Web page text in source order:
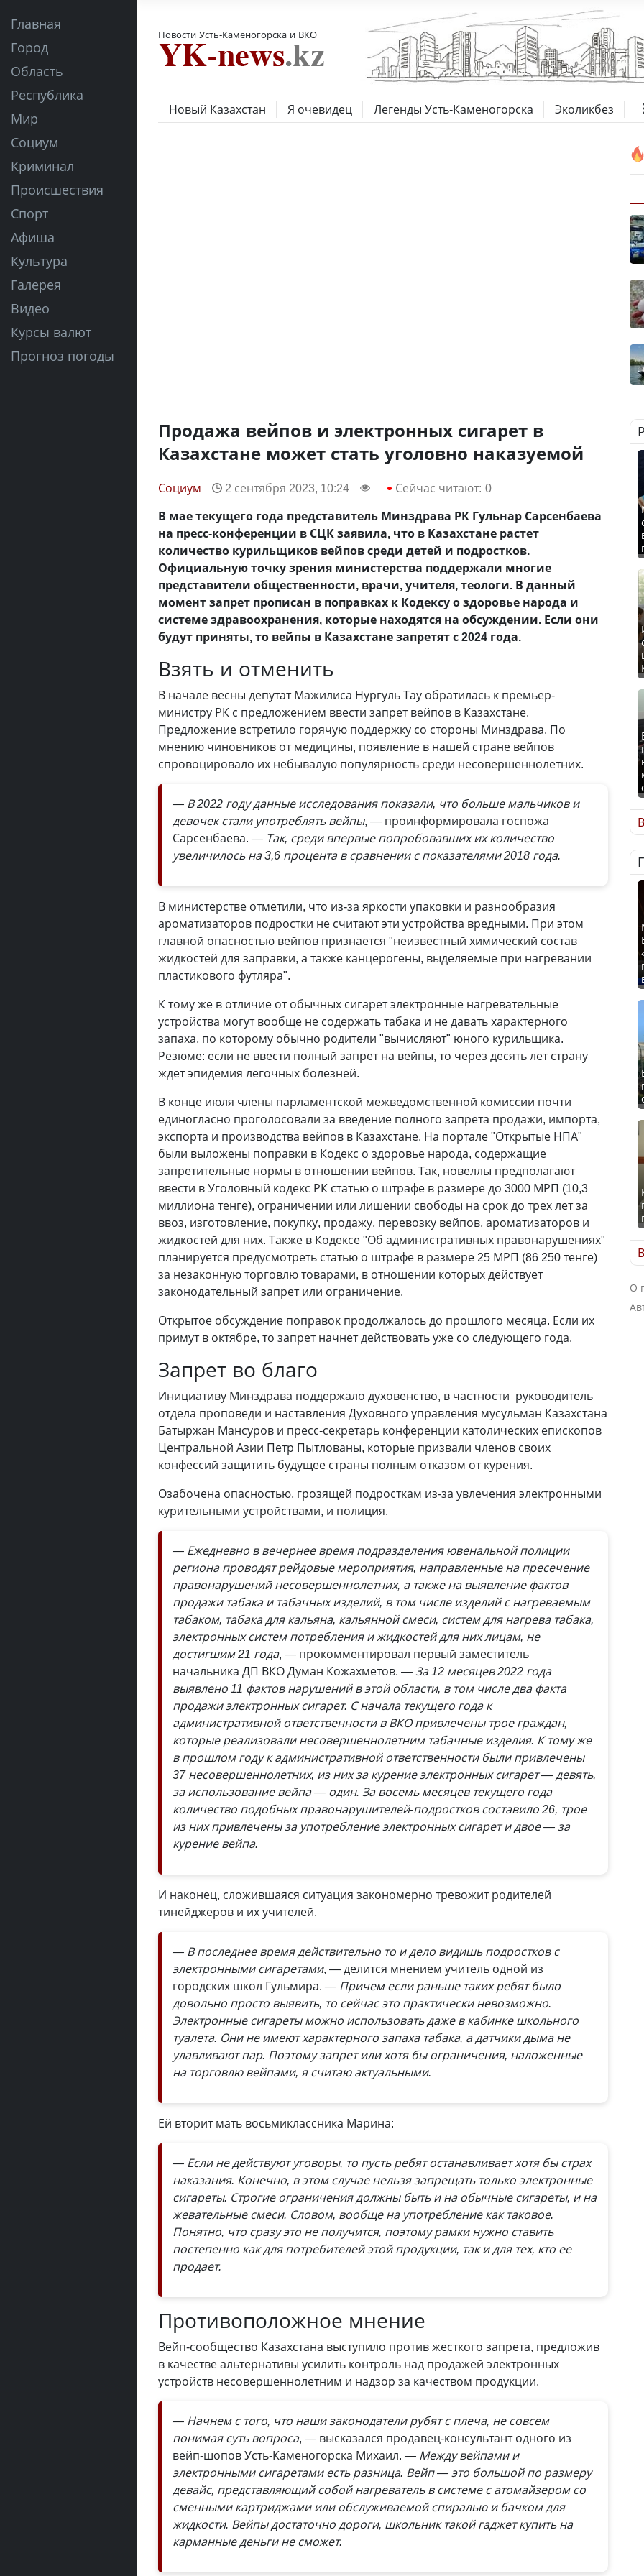
Главная
Город
Область
Республика
Мир
Социум
Криминал
Происшествия
Спорт
Афиша
Культура
Галерея
Видео
Курсы валют
Прогноз погоды
Новости Усть-Каменогорска и ВКО
Новый Казахстан Я очевидец Легенды Усть-Каменогорска Эколикбез
Продажа вейпов и электронных сигарет в
Казахстане может стать уголовно наказуемой
Социум 2 сентября 2023, 10:24 Сейчас читают: 0
В мае текущего года представитель Минздрава РК Гульнар Сарсенбаева
на пресс-конференции в СЦК заявила, что в Казахстане растет
количество курильщиков вейпов среди детей и подростков.
Официальную точку зрения министерства поддержали многие
представители общественности, врачи, учителя, теологи. В данный
момент запрет прописан в поправках к Кодексу о здоровье народа и
системе здравоохранения, которые находятся на обсуждении. Если они
будут приняты, то вейпы в Казахстане запретят с 2024 года.
Взять и отменить
В начале весны депутат Мажилиса Нургуль Тау обратилась к премьер-
министру РК с предложением ввести запрет вейпов в Казахстане.
Предложение встретило горячую поддержку со стороны Минздрава. По
мнению чиновников от медицины, появление в нашей стране вейпов
спровоцировало их небывалую популярность среди несовершеннолетних.
— В 2022 году данные исследования показали, что больше мальчиков и
девочек стали употреблять вейпы, — проинформировала госпожа
Сарсенбаева. — Так, среди впервые попробовавших их количество
увеличилось на 3,6 процента в сравнении с показателями 2018 года.
В министерстве отметили, что из-за яркости упаковки и разнообразия
ароматизаторов подростки не считают эти устройства вредными. При этом
главной опасностью вейпов признается "неизвестный химический состав
жидкостей для заправки, а также канцерогены, выделяемые при нагревании
пластикового футляра".
К тому же в отличие от обычных сигарет электронные нагревательные
устройства могут вообще не содержать табака и не давать характерного
запаха, по которому обычно родители "вычисляют" юного курильщика.
Резюме: если не ввести полный запрет на вейпы, то через десять лет страну
ждет эпидемия легочных болезней.
В конце июля члены парламентской межведомственной комиссии почти
единогласно проголосовали за введение полного запрета продажи, импорта,
экспорта и производства вейпов в Казахстане. На портале "Открытые НПА"
были выложены поправки в Кодекс о здоровье народа, содержащие
запретительные нормы в отношении вейпов. Так, новеллы предполагают
ввести в Уголовный кодекс РК статью о штрафе в размере до 3000 МРП (10,3
миллиона тенге), ограничении или лишении свободы на срок до трех лет за
ввоз, изготовление, покупку, продажу, перевозку вейпов, ароматизаторов и
жидкостей для них. Также в Кодексе "Об административных правонарушениях"
планируется предусмотреть статью о штрафе в размере 25 МРП (86 250 тенге)
за незаконную торговлю товарами, в отношении которых действует
законодательный запрет или ограничение.
Открытое обсуждение поправок продолжалось до прошлого месяца. Если их
примут в октябре, то запрет начнет действовать уже со следующего года.
Запрет во благо
Инициативу Минздрава поддержало духовенство, в частности руководитель
отдела проповеди и наставления Духовного управления мусульман Казахстана
Батыржан Мансуров и пресс-секретарь конференции католических епископов
Центральной Азии Петр Пытлованы, которые призвали членов своих
конфессий защитить будущее страны полным отказом от курения.
Озабочена опасностью, грозящей подросткам из-за увлечения электронными
курительными устройствами, и полиция.
— Ежедневно в вечернее время подразделения ювенальной полиции
региона проводят рейдовые мероприятия, направленные на пресечение
правонарушений несовершеннолетних, а также на выявление фактов
продажи табака и табачных изделий, в том числе изделий с нагреваемым
табаком, табака для кальяна, каль­янной смеси, систем для нагрева табака,
электронных систем потребления и жидкостей для них лицам, не
достигшим 21 года, — прокомментировал первый заместитель
начальника ДП ВКО Думан Кожахметов. — За 12 месяцев 2022 года
выявлено 11 фактов нарушений в этой области, в том числе два факта
продажи электронных сигарет. С начала текущего года к
административной ответственности в ВКО привлечены трое граждан,
которые реализовали несовершеннолетним табачные изделия. К тому же
в прошлом году к административной ответственности были привлечены
37 несовершеннолетних, из них за курение электронных сигарет — девять,
за использование вейпа — один. За восемь месяцев текущего года
количество подобных правонарушителей-подростков составило 26, трое
из них привлечены за употребление электронных сигарет и двое — за
курение вейпа.
И наконец, сложившаяся ситуация закономерно тревожит родителей
тинейджеров и их учителей.
— В последнее время действительно то и дело видишь подростков с
электронными сигаретами, — делится мнением учитель одной из
городских школ Гульмира. — Причем если раньше таких ребят было
довольно просто выявить, то сейчас это практически невозможно.
Электронные сигареты можно использовать даже в кабинке школьного
туалета. Они не имеют характерного запаха табака, а датчики дыма не
улавливают пар. Поэтому запрет или хотя бы ограничения, наложенные
на торговлю вейпами, я считаю актуальными.
Ей вторит мать восьмиклассника Марина:
— Если не действуют уговоры, то пусть ребят останавливает хотя бы страх
наказания. Конечно, в этом случае нельзя запрещать только электронные
сигареты. Строгие ограничения должны быть и на обычные сигареты, и на
жевательные смеси. Словом, вообще на употребление как таковое.
Понятно, что сразу это не получится, поэтому рамки нужно ставить
постепенно как для потребителей этой продукции, так и для тех, кто ее
продает.
Противоположное мнение
Вейп-сообщество Казахстана выступило против жесткого запрета, предложив
в качестве альтернативы усилить контроль над продажей электронных
устройств несовершеннолетним и надзор за качеством продукции.
— Начнем с того, что наши законодатели рубят с плеча, не совсем
понимая суть вопроса, — высказался продавец-консультант одного из
вейп-шопов Усть-Каменогорска Михаил. — Между вейпами и
электронными сигаретами есть разница. Вейп — это большой по размеру
девайс, представляющий собой нагреватель в системе с атомайзером со
сменными картриджами или обслуживаемой спиралью и бачком для
жидкости. Вейпы достаточно дороги, школьник такой гаджет купить на
карманные деньги не сможет.
О